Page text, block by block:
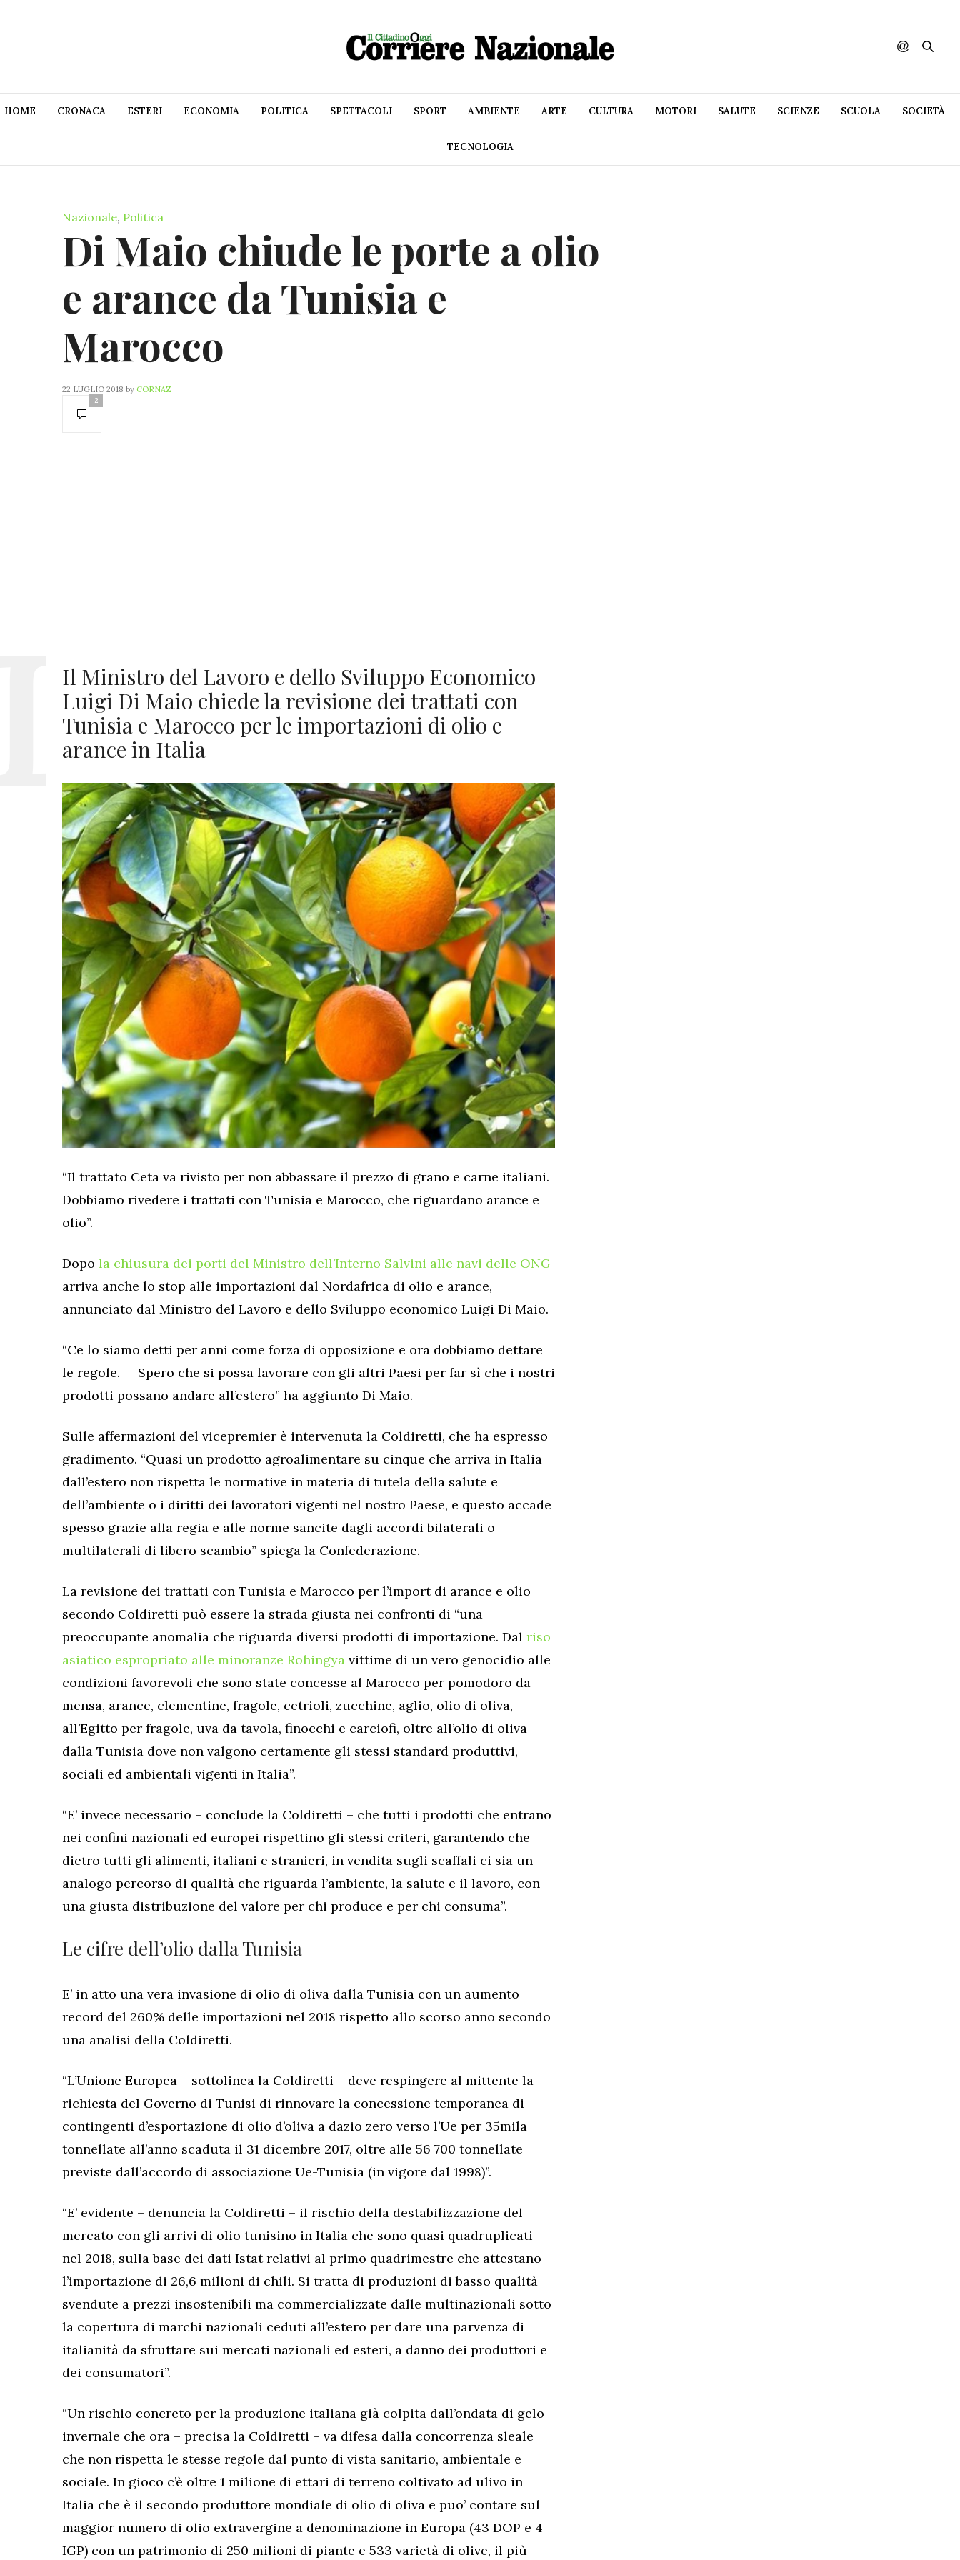
HOME CRONACA ESTERI ECONOMIA POLITICA SPETTACOLI SPORT AMBIENTE ARTE CULTURA MOTORI SALUTE SCIENZE SCUOLA SOCIETÀ
TECNOLOGIA
Nazionale, Politica
Di Maio chiude le porte a olio
e arance da Tunisia e
Marocco
22 LUGLIO 2018 by CORNAZ
2
Il Ministro del Lavoro e dello Sviluppo Economico
Luigi Di Maio chiede la revisione dei trattati con
Tunisia e Marocco per le importazioni di olio e
arance in Italia
“Il trattato Ceta va rivisto per non abbassare il prezzo di grano e carne italiani.
Dobbiamo rivedere i trattati con Tunisia e Marocco, che riguardano arance e
olio”.
Dopo la chiusura dei porti del Ministro dell’Interno Salvini alle navi delle ONG
arriva anche lo stop alle importazioni dal Nordafrica di olio e arance,
annunciato dal Ministro del Lavoro e dello Sviluppo economico Luigi Di Maio.
“Ce lo siamo detti per anni come forza di opposizione e ora dobbiamo dettare
le regole. Spero che si possa lavorare con gli altri Paesi per far sì che i nostri
prodotti possano andare all’estero” ha aggiunto Di Maio.
Sulle affermazioni del vicepremier è intervenuta la Coldiretti, che ha espresso
gradimento. “Quasi un prodotto agroalimentare su cinque che arriva in Italia
dall’estero non rispetta le normative in materia di tutela della salute e
dell’ambiente o i diritti dei lavoratori vigenti nel nostro Paese, e questo accade
spesso grazie alla regia e alle norme sancite dagli accordi bilaterali o
multilaterali di libero scambio” spiega la Confederazione.
La revisione dei trattati con Tunisia e Marocco per l’import di arance e olio
secondo Coldiretti può essere la strada giusta nei confronti di “una
preoccupante anomalia che riguarda diversi prodotti di importazione. Dal riso
asiatico espropriato alle minoranze Rohingya vittime di un vero genocidio alle
condizioni favorevoli che sono state concesse al Marocco per pomodoro da
mensa, arance, clementine, fragole, cetrioli, zucchine, aglio, olio di oliva,
all’Egitto per fragole, uva da tavola, finocchi e carciofi, oltre all’olio di oliva
dalla Tunisia dove non valgono certamente gli stessi standard produttivi,
sociali ed ambientali vigenti in Italia”.
“E’ invece necessario – conclude la Coldiretti – che tutti i prodotti che entrano
nei confini nazionali ed europei rispettino gli stessi criteri, garantendo che
dietro tutti gli alimenti, italiani e stranieri, in vendita sugli scaffali ci sia un
analogo percorso di qualità che riguarda l’ambiente, la salute e il lavoro, con
una giusta distribuzione del valore per chi produce e per chi consuma”.
Le cifre dell’olio dalla Tunisia
E’ in atto una vera invasione di olio di oliva dalla Tunisia con un aumento
record del 260% delle importazioni nel 2018 rispetto allo scorso anno secondo
una analisi della Coldiretti.
“L’Unione Europea – sottolinea la Coldiretti – deve respingere al mittente la
richiesta del Governo di Tunisi di rinnovare la concessione temporanea di
contingenti d’esportazione di olio d’oliva a dazio zero verso l’Ue per 35mila
tonnellate all’anno scaduta il 31 dicembre 2017, oltre alle 56 700 tonnellate
previste dall’accordo di associazione Ue-Tunisia (in vigore dal 1998)”.
“E’ evidente – denuncia la Coldiretti – il rischio della destabilizzazione del
mercato con gli arrivi di olio tunisino in Italia che sono quasi quadruplicati
nel 2018, sulla base dei dati Istat relativi al primo quadrimestre che attestano
l’importazione di 26,6 milioni di chili. Si tratta di produzioni di basso qualità
svendute a prezzi insostenibili ma commercializzate dalle multinazionali sotto
la copertura di marchi nazionali ceduti all’estero per dare una parvenza di
italianità da sfruttare sui mercati nazionali ed esteri, a danno dei produttori e
dei consumatori”.
“Un rischio concreto per la produzione italiana già colpita dall’ondata di gelo
invernale che ora – precisa la Coldiretti – va difesa dalla concorrenza sleale
che non rispetta le stesse regole dal punto di vista sanitario, ambientale e
sociale. In gioco c’è oltre 1 milione di ettari di terreno coltivato ad ulivo in
Italia che è il secondo produttore mondiale di olio di oliva e puo’ contare sul
maggior numero di olio extravergine a denominazione in Europa (43 DOP e 4
IGP) con un patrimonio di 250 milioni di piante e 533 varietà di olive, il più